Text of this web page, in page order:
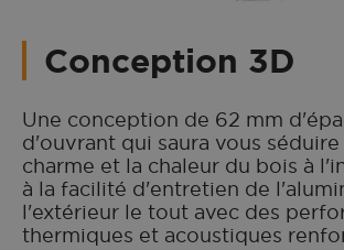
Conception 3D
Une conception de 62 mm
d'ouvrant qui saura vous séduire
charme et la chaleur du bois à
à la facilité d'entretien de
l'extérieur le tout avec des
thermiques et acoustiques